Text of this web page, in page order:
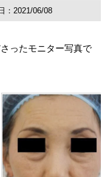
：2021/06/08
ったモニター写真で